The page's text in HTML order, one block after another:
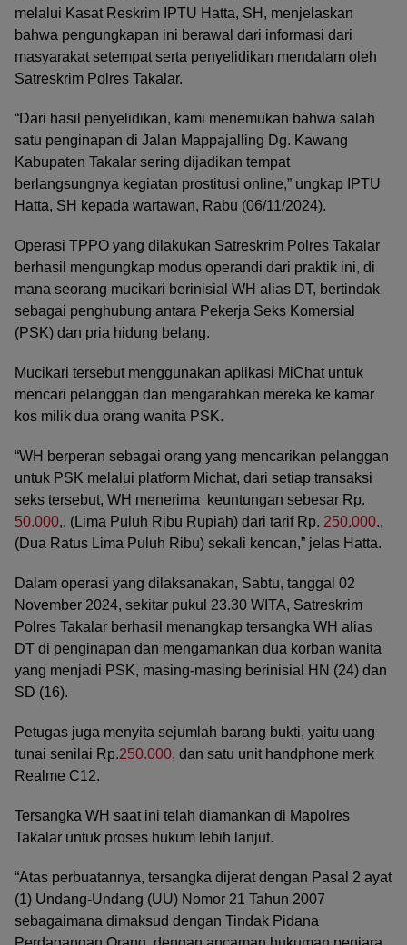
melalui Kasat Reskrim IPTU Hatta, SH, menjelaskan
bahwa pengungkapan ini berawal dari informasi dari
masyarakat setempat serta penyelidikan mendalam oleh
Satreskrim Polres Takalar.
“Dari hasil penyelidikan, kami menemukan bahwa salah
satu penginapan di Jalan Mappajalling Dg. Kawang
Kabupaten Takalar sering dijadikan tempat
berlangsungnya kegiatan prostitusi online,” ungkap IPTU
Hatta, SH kepada wartawan, Rabu (06/11/2024).
Operasi TPPO yang dilakukan Satreskrim Polres Takalar
berhasil mengungkap modus operandi dari praktik ini, di
mana seorang mucikari berinisial WH alias DT, bertindak
sebagai penghubung antara Pekerja Seks Komersial
(PSK) dan pria hidung belang.
Mucikari tersebut menggunakan aplikasi MiChat untuk
mencari pelanggan dan mengarahkan mereka ke kamar
kos milik dua orang wanita PSK.
“WH berperan sebagai orang yang mencarikan pelanggan
untuk PSK melalui platform Michat, dari setiap transaksi
seks tersebut, WH menerima keuntungan sebesar Rp.
50.000,. (Lima Puluh Ribu Rupiah) dari tarif Rp. 250.000.,
(Dua Ratus Lima Puluh Ribu) sekali kencan,” jelas Hatta.
Dalam operasi yang dilaksanakan, Sabtu, tanggal 02
November 2024, sekitar pukul 23.30 WITA, Satreskrim
Polres Takalar berhasil menangkap tersangka WH alias
DT di penginapan dan mengamankan dua korban wanita
yang menjadi PSK, masing-masing berinisial HN (24) dan
SD (16).
Petugas juga menyita sejumlah barang bukti, yaitu uang
tunai senilai Rp.250.000, dan satu unit handphone merk
Realme C12.
Tersangka WH saat ini telah diamankan di Mapolres
Takalar untuk proses hukum lebih lanjut.
“Atas perbuatannya, tersangka dijerat dengan Pasal 2 ayat
(1) Undang-Undang (UU) Nomor 21 Tahun 2007
sebagaimana dimaksud dengan Tindak Pidana